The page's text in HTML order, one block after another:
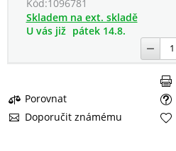
Kód:1096781
Skladem na ext. skladě
U vás již pátek 14.8.
Porovnat
Doporučit známému